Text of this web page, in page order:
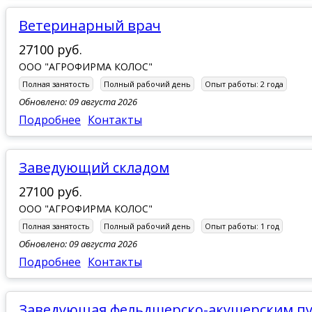
Ветеринарный врач
27100 руб.
ООО "АГРОФИРМА КОЛОС"
Полная занятость Полный рабочий день Опыт работы: 2 года
Обновлено: 09 августа 2026
Подробнее Контакты
Заведующий складом
27100 руб.
ООО "АГРОФИРМА КОЛОС"
Полная занятость Полный рабочий день Опыт работы: 1 год
Обновлено: 09 августа 2026
Подробнее Контакты